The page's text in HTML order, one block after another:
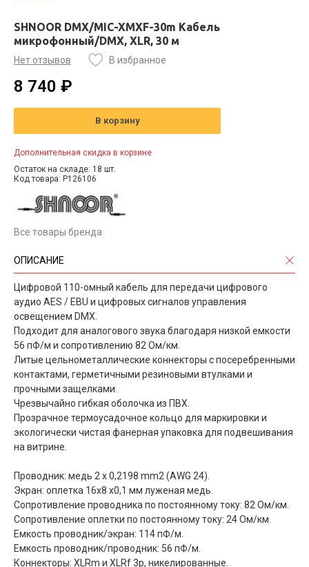
SHNOOR DMX/MIC-XMXF-30m Кабель
микрофонный/DMX, XLR, 30 м
Нет отзывов В избранное
8 740 ₽
В корзину
Дополнительная скидка в корзине
Остаток на складе: 18 шт.
Код товара: P126106
Все товары бренда
ОПИСАНИЕ
Цифровой 110-омный кабель для передачи цифрового
аудио AES / EBU и цифровых сигналов управления
освещением DMX.
Подходит для аналогового звука благодаря низкой емкости
56 пФ/м и сопротивлению 82 Ом/км.
Литые цельнометаллические коннекторы с посеребренными
контактами, герметичными резиновыми втулками и
прочными защелками.
Чрезвычайно гибкая оболочка из ПВХ.
Прозрачное термоусадочное кольцо для маркировки и
экологически чистая фанерная упаковка для подвешивания
на витрине.
Проводник: медь 2 x 0,2198 mm2 (AWG 24).
Экран: оплетка 16х8 х0,1 мм луженая медь.
Сопротивление проводника по постоянному току: 82 Ом/км.
Сопротивление оплетки по постоянному току: 24 Ом/км.
Емкость проводник/экран: 114 пФ/м.
Емкость проводник/проводник: 56 пФ/м.
Коннекторы: XLRm и XLRf 3p, никелированные.